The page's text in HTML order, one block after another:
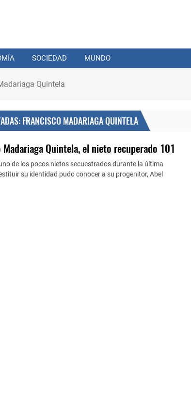
SOCIEDAD MUNDO
Quintela
FRANCISCO MADARIAGA QUINTELA
Quintela, el nieto recuperado 101
de los pocos nietos secuestrados durante la última
su identidad pudo conocer a su progenitor, Abel